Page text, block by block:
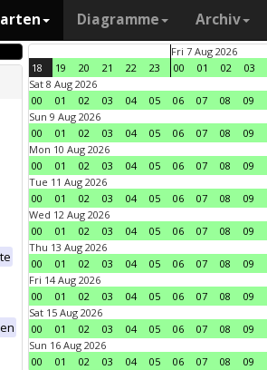
Diagramme Archiv
18 19 20 21 22 23
Fri 7 Aug 2026
00
01 02 03
Sat 8 Aug 2026
00
01 02 03 04 05 06 07 08 09
Sun 9 Aug 2026
00
01 02 03 04 05 06 07 08 09
Mon 10 Aug 2026
00
01 02 03 04 05 06 07 08 09
Tue 11 Aug 2026
00
01 02 03 04 05 06 07 08 09
Wed 12 Aug 2026
00
01 02 03 04 05 06 07 08 09
Thu 13 Aug 2026
00
01 02 03 04 05 06 07 08 09
Fri 14 Aug 2026
00
01 02 03 04 05 06 07 08 09
Sat 15 Aug 2026
00
01 02 03 04 05 06 07 08 09
Sun 16 Aug 2026
00
01 02 03 04 05 06 07 08 09